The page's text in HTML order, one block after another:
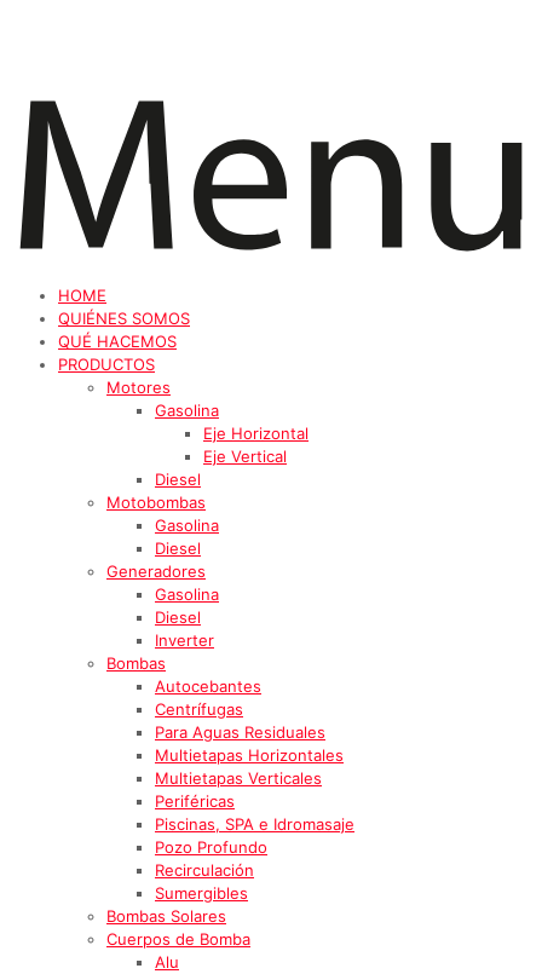
HOME
QUIÉNES SOMOS
QUÉ HACEMOS
PRODUCTOS
Motores
Gasolina
Eje Horizontal
Eje Vertical
Diesel
Motobombas
Gasolina
Diesel
Generadores
Gasolina
Diesel
Inverter
Bombas
Autocebantes
Centrífugas
Para Aguas Residuales
Multietapas Horizontales
Multietapas Verticales
Periféricas
Piscinas, SPA e Idromasaje
Pozo Profundo
Recirculación
Sumergibles
Bombas Solares
Cuerpos de Bomba
Alu